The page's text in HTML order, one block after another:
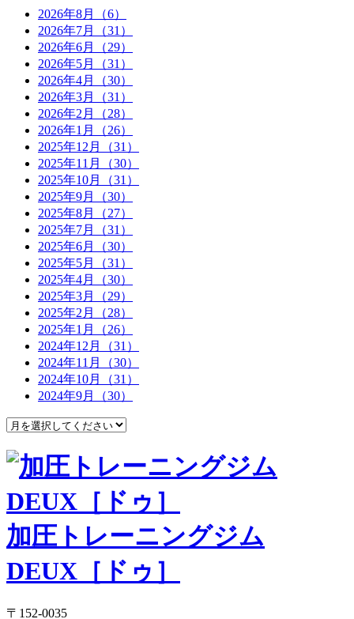
2026年8月（6）
2026年7月（31）
2026年6月（29）
2026年5月（31）
2026年4月（30）
2026年3月（31）
2026年2月（28）
2026年1月（26）
2025年12月（31）
2025年11月（30）
2025年10月（31）
2025年9月（30）
2025年8月（27）
2025年7月（31）
2025年6月（30）
2025年5月（31）
2025年4月（30）
2025年3月（29）
2025年2月（28）
2025年1月（26）
2024年12月（31）
2024年11月（30）
2024年10月（31）
2024年9月（30）
加圧トレーニングジム
DEUX［ドゥ］
〒152-0035